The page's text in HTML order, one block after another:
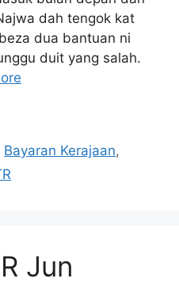
dah tengok kat
dua bantuan ni
duit yang salah.
Bayaran Kerajaan,
Jun